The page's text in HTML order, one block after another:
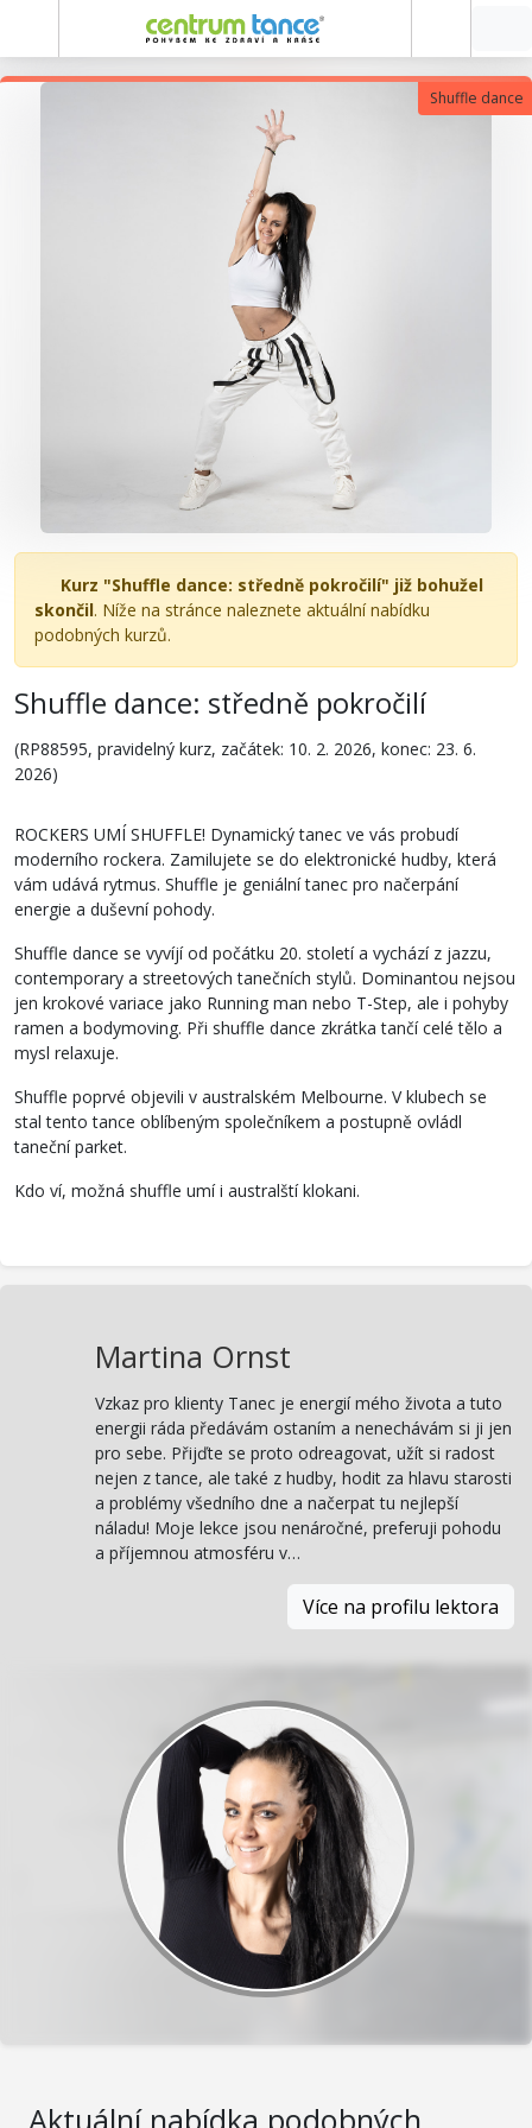
Shuffle dance
Kurz "Shuffle dance: středně pokročilí" již bohužel
skončil. Níže na stránce naleznete aktuální nabídku
podobných kurzů.
Shuffle dance: středně pokročilí
(RP88595, pravidelný kurz, začátek: 10. 2. 2026, konec: 23. 6.
2026)
ROCKERS UMÍ SHUFFLE! Dynamický tanec ve vás probudí
moderního rockera. Zamilujete se do elektronické hudby, která
vám udává rytmus. Shuffle je geniální tanec pro načerpání
energie a duševní pohody.
Shuffle dance se vyvíjí od počátku 20. století a vychází z jazzu,
contemporary a streetových tanečních stylů. Dominantou nejsou
jen krokové variace jako Running man nebo T-Step, ale i pohyby
ramen a bodymoving. Při shuffle dance zkrátka tančí celé tělo a
mysl relaxuje.
Shuffle poprvé objevili v australském Melbourne. V klubech se
stal tento tance oblíbeným společníkem a postupně ovládl
taneční parket.
Kdo ví, možná shuffle umí i australští klokani.
Martina Ornst
Vzkaz pro klienty Tanec je energií mého života a tuto
energii ráda předávám ostaním a nenechávám si ji jen
pro sebe. Přijďte se proto odreagovat, užít si radost
nejen z tance, ale také z hudby, hodit za hlavu starosti
a problémy všedního dne a načerpat tu nejlepší
náladu! Moje lekce jsou nenáročné, preferuji pohodu
a příjemnou atmosféru v…
Více na profilu lektora
Aktuální nabídka podobných